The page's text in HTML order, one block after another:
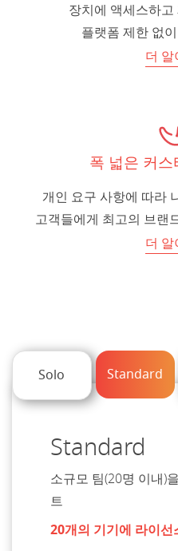
장치에 액세스하
플랫폼 제한 없
더 알
폭 넓은 커
개인 요구 사항에 따라
고객들에게 최고의 브랜
더 알
Solo Standard
Standard
소규모 팀(20명 이내)
트
20개의 기기에 라이선